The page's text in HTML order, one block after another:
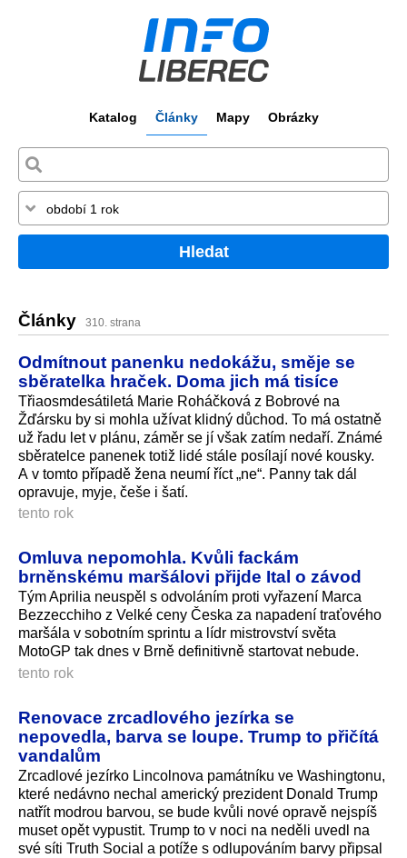
Katalog Články Mapy Obrázky
Hledat
Články 310. strana
Odmítnout panenku nedokážu, směje se
sběratelka hraček. Doma jich má tisíce
Třiaosmdesátiletá Marie Roháčková z Bobrové na
Žďársku by si mohla užívat klidný důchod. To má ostatně
už řadu let v plánu, záměr se jí však zatím nedaří. Známé
sběratelce panenek totiž lidé stále posílají nové kousky.
A v tomto případě žena neumí říct „ne“. Panny tak dál
opravuje, myje, češe i šatí.
tento rok
Omluva nepomohla. Kvůli fackám
brněnskému maršálovi přijde Ital o závod
Tým Aprilia neuspěl s odvoláním proti vyřazení Marca
Bezzecchiho z Velké ceny Česka za napadení traťového
maršála v sobotním sprintu a lídr mistrovství světa
MotoGP tak dnes v Brně definitivně startovat nebude.
tento rok
Renovace zrcadlového jezírka se
nepovedla, barva se loupe. Trump to přičítá
vandalům
Zrcadlové jezírko Lincolnova památníku ve Washingtonu,
které nedávno nechal americký prezident Donald Trump
natřít modrou barvou, se bude kvůli nové opravě nejspíš
muset opět vypustit. Trump to v noci na neděli uvedl na
své síti Truth Social a potíže s odlupováním barvy připsal